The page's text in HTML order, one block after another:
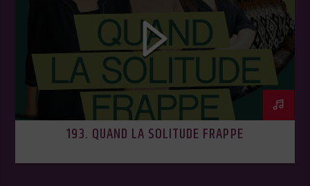
193. QUAND LA SOLITUDE FRAPPE